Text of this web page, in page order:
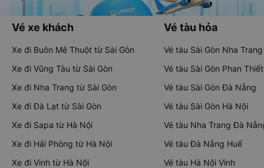
Vé xe khách
Xe đi Buôn Mê Thuột từ Sài Gòn
Xe đi Vũng Tàu từ Sài Gòn
Xe đi Nha Trang từ Sài Gòn
Xe đi Đà Lạt từ Sài Gòn
Xe đi Sapa từ Hà Nội
Xe đi Hải Phòng từ Hà Nội
Xe đi Vinh từ Hà Nội
Vé tàu hỏa
Vé tàu Sài Gòn Nha Trang
Vé tàu Sài Gòn Phan Thiết
Vé tàu Sài Gòn Đà Nẵng
Vé tàu Sài Gòn Hà Nội
Vé tàu Nha Trang Đà
Vé tàu Đà Nẵng Huế
Vé tàu Hà Nội Vinh